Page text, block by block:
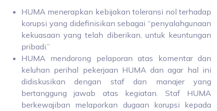
HUMA menerapkan kebijakan toleransi nol terhadap
korupsi yang didefinisikan sebagai “penyalahgunaan
kekuasaan yang telah diberikan, untuk keuntungan
pribadi.”
HUMA mendorong pelaporan atas komentar dan
keluhan perihal pekerjaan HUMA dan agar hal ini
didiskusikan dengan staf dan manajer yang
bertanggung jawab atas kegiatan. Staf HUMA
berkewajiban melaporkan dugaan korupsi kepada